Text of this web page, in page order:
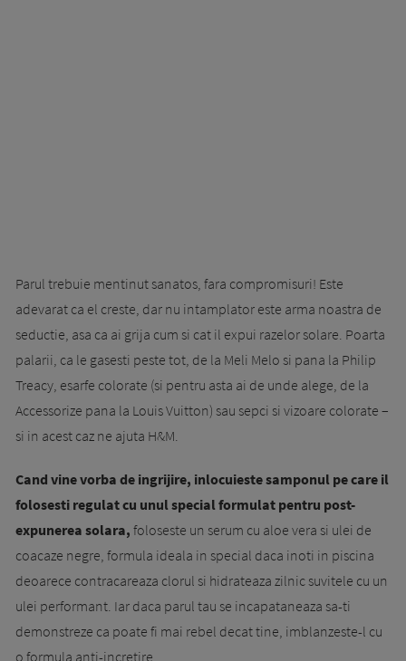
Parul trebuie mentinut sanatos, fara compromisuri! Este
adevarat ca el creste, dar nu intamplator este arma noastra de
seductie, asa ca ai grija cum si cat il expui razelor solare. Poarta
palarii, ca le gasesti peste tot, de la Meli Melo si pana la Philip
Treacy, esarfe colorate (si pentru asta ai de unde alege, de la
Accessorize pana la Louis Vuitton) sau sepci si vizoare colorate –
si in acest caz ne ajuta H&M.
Cand vine vorba de ingrijire, inlocuieste samponul pe care il
folosesti regulat cu unul special formulat pentru post-
expunerea solara, foloseste un serum cu aloe vera si ulei de
coacaze negre, formula ideala in special daca inoti in piscina
deoarece contracareaza clorul si hidrateaza zilnic suvitele cu un
ulei performant. Iar daca parul tau se incapataneaza sa-ti
demonstreze ca poate fi mai rebel decat tine, imblanzeste-l cu
o formula anti-incretire.